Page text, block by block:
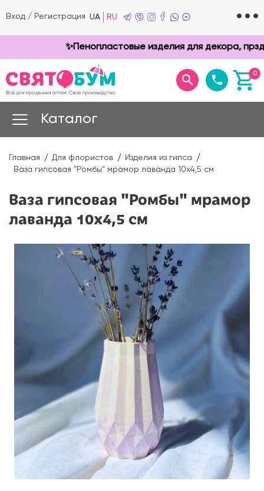
Вход / Регистрация UA RU
✨Пенопластовые изделия для декора,
0
Каталог
Главная Для флористов
Изделия из гипса
Ваза гипсовая "Ромбы" мрамор лаванда 10х4,5 см
Ваза гипсовая "Ромбы" мрамор
лаванда 10х4,5 см